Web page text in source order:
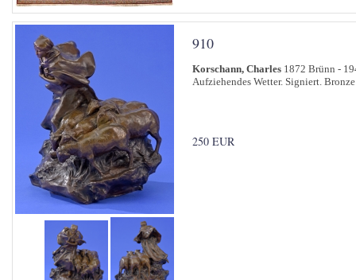
910
Korschann, Charles 1872 Brünn -
Aufziehendes Wetter. Signiert.
250 EUR